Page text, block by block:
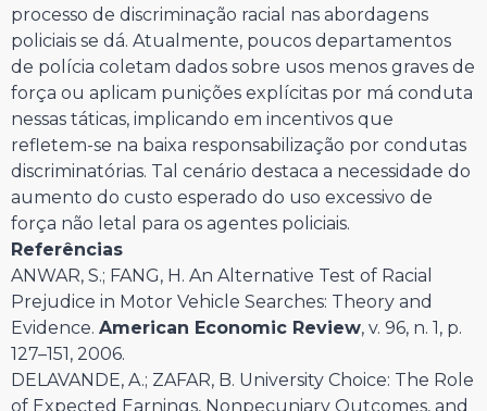
processo de discriminação racial nas abordagens
policiais se dá. Atualmente, poucos departamentos
de polícia coletam dados sobre usos menos graves de
força ou aplicam punições explícitas por má conduta
nessas táticas, implicando em incentivos que
refletem-se na baixa responsabilização por condutas
discriminatórias. Tal cenário destaca a necessidade do
aumento do custo esperado do uso excessivo de
força não letal para os agentes policiais.
Referências
ANWAR, S.; FANG, H. An Alternative Test of Racial
Prejudice in Motor Vehicle Searches: Theory and
Evidence. American Economic Review, v. 96, n. 1, p.
127–151, 2006.
DELAVANDE, A.; ZAFAR, B. University Choice: The Role
of Expected Earnings, Nonpecuniary Outcomes, and